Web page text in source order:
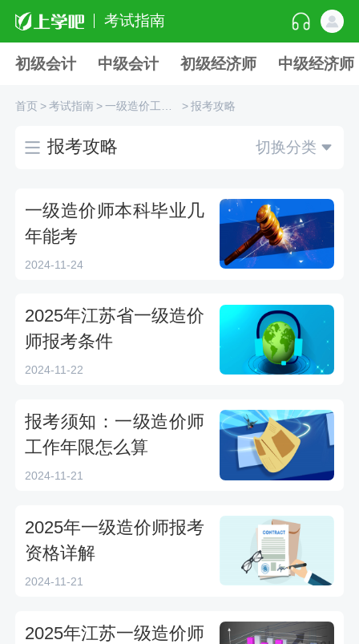
考试指南
初级会计 中级会计 初级经济师 中级经济师
首页>考试指南> > 报考攻略
报考攻略 切换分类
一级造价师本科毕业几
年能考
2024-11-24
2025年江苏省一级造价
师报考条件
2024-11-22
报考须知：一级造价师
工作年限怎么算
2024-11-21
2025年一级造价师报考
资格详解
2024-11-21
2025年江苏一级造价师